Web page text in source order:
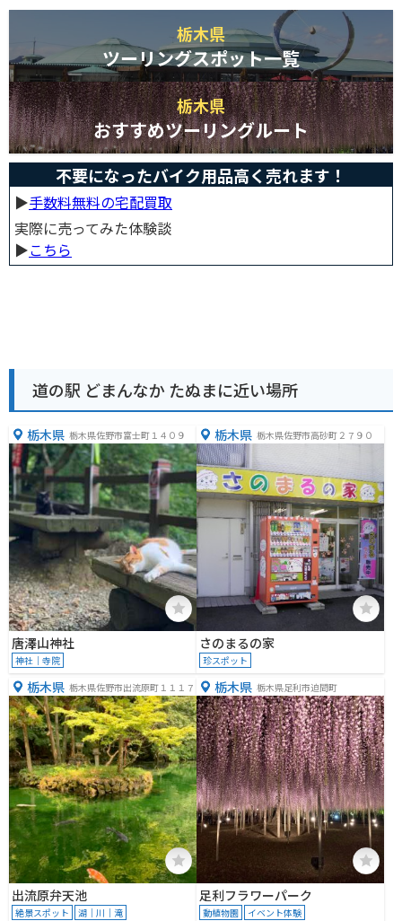
栃木県
ツーリングスポット一覧
栃木県
おすすめツーリングルート
不要になったバイク用品高く売れます！
▶︎手数料無料の宅配買取
実際に売ってみた体験談
▶︎こちら
道の駅 どまんなか たぬまに近い場所
栃木県 栃木県佐野市富士町１４０９
唐澤山神社
神社｜寺院
栃木県 栃木県佐野市高砂町２７９０
さのまるの家
珍スポット
栃木県 栃木県佐野市出流原町１１１７
出流原弁天池
絶景スポット 湖｜川｜滝
栃木県 栃木県足利市迫間町
足利フラワーパーク
動植物園 イベント体験